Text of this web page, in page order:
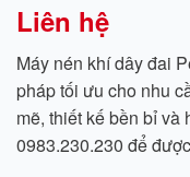
Liên hệ
Máy nén khí dây đai
pháp tối ưu cho nhu
mẽ, thiết kế bền bỉ và
0983.230.230 để